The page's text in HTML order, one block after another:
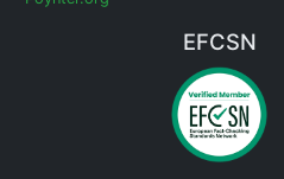
EFCSN